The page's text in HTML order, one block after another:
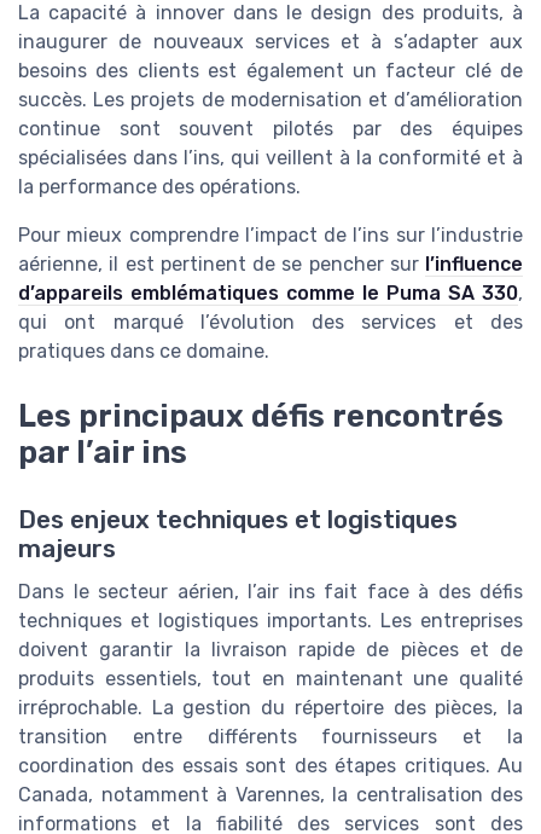
La capacité à innover dans le design des produits, à
inaugurer de nouveaux services et à s’adapter aux
besoins des clients est également un facteur clé de
succès. Les projets de modernisation et d’amélioration
continue sont souvent pilotés par des équipes
spécialisées dans l’ins, qui veillent à la conformité et à
la performance des opérations.
Pour mieux comprendre l’impact de l’ins sur l’industrie
aérienne, il est pertinent de se pencher sur l’influence
d’appareils emblématiques comme le Puma SA 330,
qui ont marqué l’évolution des services et des
pratiques dans ce domaine.
Les principaux défis rencontrés
par l’air ins
Des enjeux techniques et logistiques
majeurs
Dans le secteur aérien, l’air ins fait face à des défis
techniques et logistiques importants. Les entreprises
doivent garantir la livraison rapide de pièces et de
produits essentiels, tout en maintenant une qualité
irréprochable. La gestion du répertoire des pièces, la
transition entre différents fournisseurs et la
coordination des essais sont des étapes critiques. Au
Canada, notamment à Varennes, la centralisation des
informations et la fiabilité des services sont des